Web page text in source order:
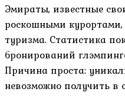
Эмираты, известные
роскошными
туризма. Статистика
бронирований
Причина проста:
невозможно получить в